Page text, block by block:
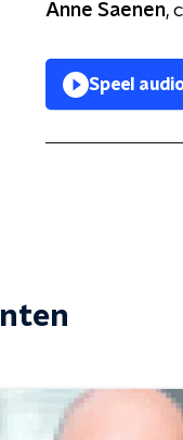
Anne Saenen,
Speel